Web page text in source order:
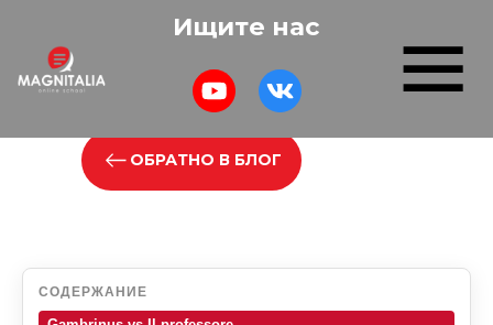
Ищите нас
ОБРАТНО В БЛОГ
СОДЕРЖАНИЕ